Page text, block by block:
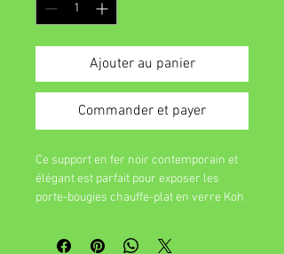
Ajouter au panier
Commander et payer
Ce support en fer noir contemporain et
élégant est parfait pour exposer les
porte-bougies chauffe-plat en verre Koh